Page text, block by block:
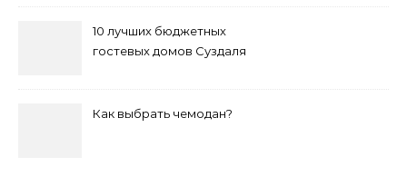
10 лучших бюджетных
гостевых домов Суздаля
Как выбрать чемодан?